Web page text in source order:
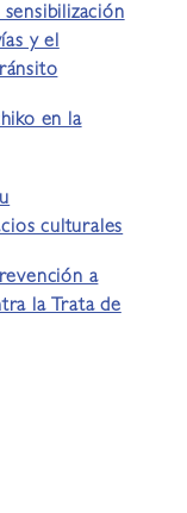
y el
en la
culturales
a
la Trata de